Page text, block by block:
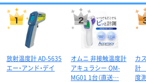
放射温度計 AD-5635
エー・アンド・デイ
オムニ 非接触温度計
アキュラシー OM-
MG01 1台（直送…
カ
計
度